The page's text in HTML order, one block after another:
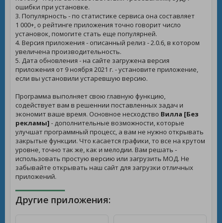
ошибки при установке.
3. Популярность - по статистике сервиса она составляет
1 000+, о рейтинге приложения точно говорит число
установок, помогите стать еще популярней.
4. Версия приложения - описанный релиз - 2.0.6, в котором
увеличена производительность.
5. Дата обновления - на сайте загружена версия
приложения от 9 ноября 2021 г. - установите приложение,
если вы установили устаревшую версию.
Программа выполняет свою главную функцию,
содействует вам в решеннии поставленных задач и
экономит ваше время. Основное несходство Вилла [Без
рекламы] - дополнительные возможности, которые
улучшат программный процесс, а вам не нужно открывать
закрытые функции. Что касается графики, то все на крутом
уровне, точно так же, как и мелодии. Вам решать -
использовать простую версию или загрузить МОД. Не
забывайте открывать наш сайт для загрузки отличных
приложений.
Другие приложения: